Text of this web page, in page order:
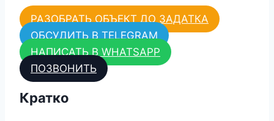
РАЗОБРАТЬ ОБЪЕКТ ДО ЗАДАТКА
ОБСУДИТЬ В TELEGRAM
НАПИСАТЬ В WHATSAPP
ПОЗВОНИТЬ
Кратко